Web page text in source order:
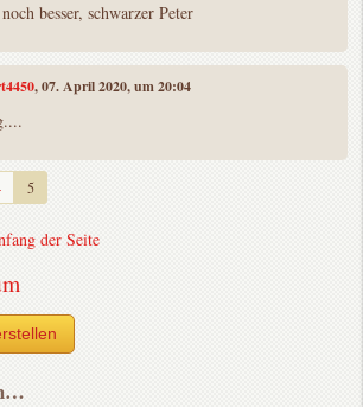
besser, schwarzer Peter
, 07. April 2020, um 20:04
5
der Seite